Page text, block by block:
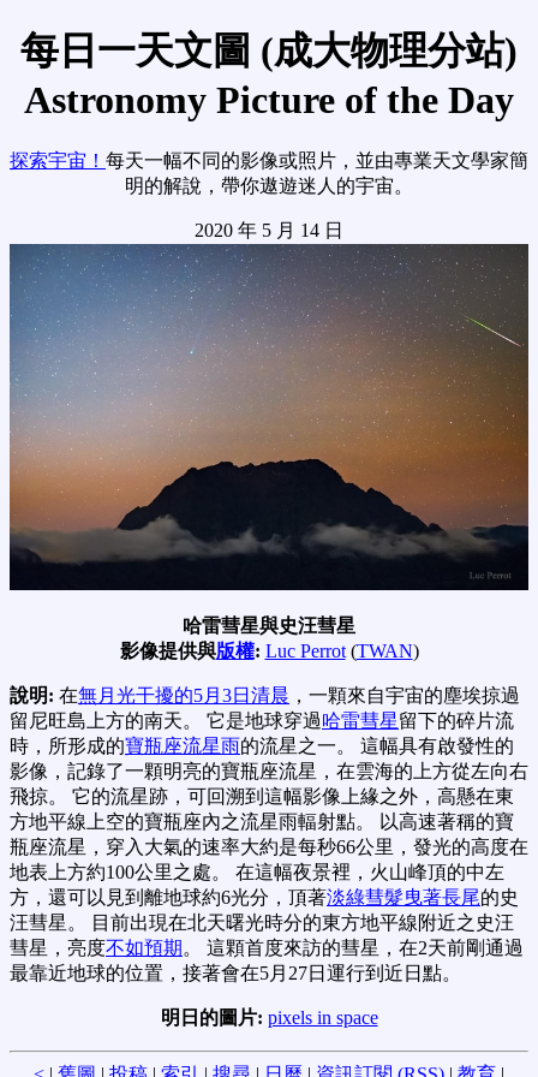
每日一天文圖 (成大物理分站)
Astronomy Picture of the Day
探索宇宙！ 每天一幅不同的影像或照片，並由專業天文學家簡
明的解說，帶你遨遊迷人的宇宙。
2020 年 5 月 14 日
哈雷彗星與史汪彗星
影像提供與版權: Luc Perrot(TWAN)
說明: 在無月光干擾的5月3日清晨 ，一顆來自宇宙的塵埃掠過
留尼旺島上方的南天。 它是地球穿過哈雷彗星留下的碎片流
時，所形成的寶瓶座流星雨的流星之一。 這幅具有啟發性的
影像，記錄了一顆明亮的寶瓶座流星，在雲海的上方從左向右
飛掠。 它的流星跡，可回溯到這幅影像上緣之外，高懸在東
方地平線上空的寶瓶座內之流星雨輻射點。 以高速著稱的寶
瓶座流星，穿入大氣的速率大約是每秒66公里，發光的高度在
地表上方約100公里之處。 在這幅夜景裡，火山峰頂的中左
方，還可以見到離地球約6光分，頂著淡綠彗髮曳著長尾的史
汪彗星。 目前出現在北天曙光時分的東方地平線附近之史汪
彗星，亮度不如預期 。 這顆首度來訪的彗星，在2天前剛通過
最靠近地球的位置，接著會在5月27日運行到近日點。
明日的圖片: pixels in space